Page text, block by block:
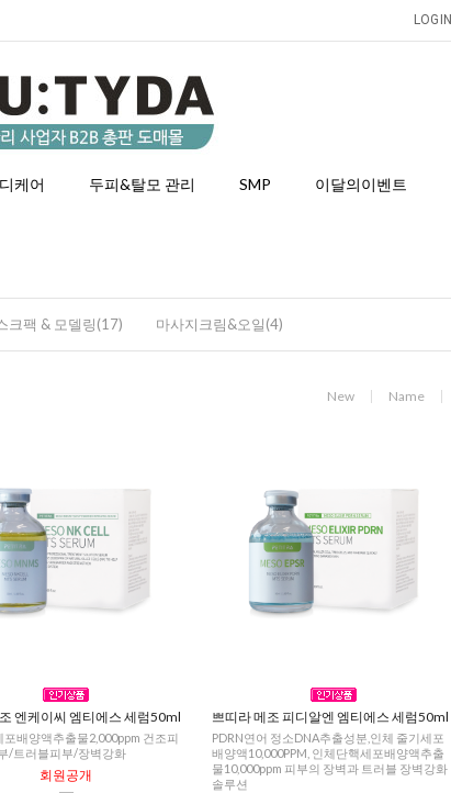
LOGIN
케어 두피&탈모 관리 SMP 이달의이벤트
크팩 & 모델링(17) 마사지크림&오일(4)
New Name
엔케이씨 엠티에스 세럼50ml
포배양액추출물2,000ppm 건조피
/트러블피부/장벽강화
회원공개
쁘띠라 메조 피디알엔 엠티에스 세럼50ml
PDRN연어 정소DNA추출성분,인체 줄기세포
배양액10,000PPM, 인체단핵세포배양액추출
물10,000ppm 피부의 장벽과 트러블 장벽강화
솔루션